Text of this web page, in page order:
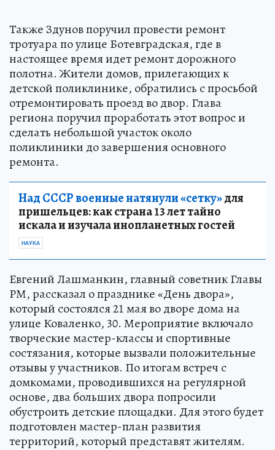
Также Здунов поручил провести ремонт
тротуара по улице Ботевградская, где в
настоящее время идет ремонт дорожного
полотна. Жители домов, прилегающих к
детской поликлинике, обратились с просьбой
отремонтировать проезд во двор. Глава
региона поручил проработать этот вопрос и
сделать небольшой участок около
поликлиники до завершения основного
ремонта.
Над СССР военные натянули «сетку»для
пришельцев: как страна 13 лет тайно
искала и изучала инопланетных гостей
НАУКА
Евгений Лашманкин, главный советник Главы
РМ, рассказал о празднике «День двора»,
который состоялся 21 мая во дворе дома на
улице Коваленко, 30. Мероприятие включало
творческие мастер-классы и спортивные
состязания, которые вызвали положительные
отзывы у участников. По итогам встреч с
домкомами, проводившихся на регулярной
основе, два больших двора попросили
обустроить детские площадки. Для этого будет
подготовлен мастер-план развития
территорий, который представят жителям.